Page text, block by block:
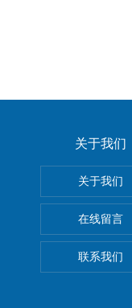
关于我们
关于我们
在线留言
联系我们